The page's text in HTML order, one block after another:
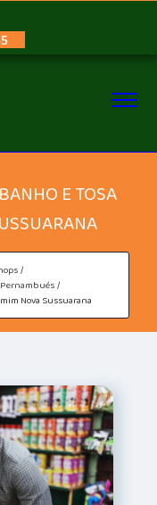
E TOSA
Nova Sussuarana